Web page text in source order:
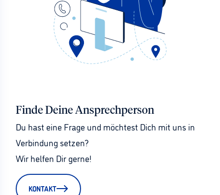
Finde Deine Ansprechperson
Du hast eine Frage und möchtest Dich mit uns in
Verbindung setzen?
Wir helfen Dir gerne!
KONTAKT